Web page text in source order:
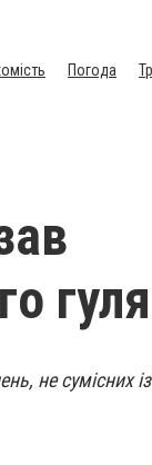
Погода
не сумісних із